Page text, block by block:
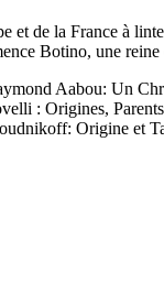
de la France à
Botino, une
Aabou: Un
: Origines,
Origine et